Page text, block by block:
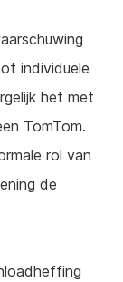
individuele
het met
TomTom.
rol van
de